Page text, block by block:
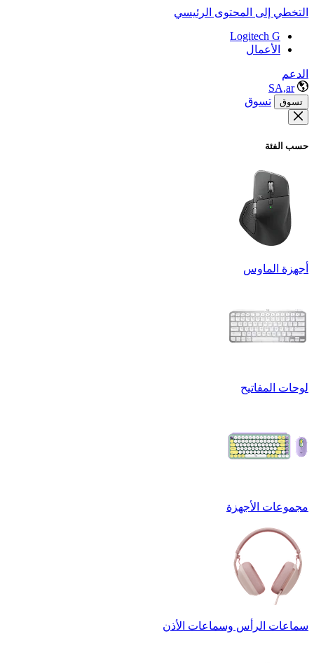
التخطي إلى المحتوى الرئيسي
Logitech G
الأعمال
الدعم
SA,ar
تسوق تسوق
حسب الفئة
أجهزة الماوس
لوحات المفاتيح
مجموعات الأجهزة
سماعات الرأس وسماعات الأذن